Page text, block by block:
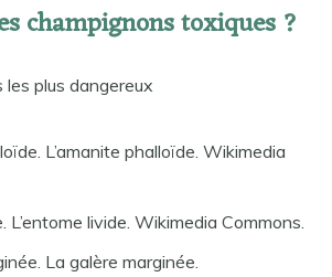
champignons toxiques ?
les plus dangereux
L’amanite phalloïde. Wikimedia
L’entome livide. Wikimedia Commons.
La galère marginée.